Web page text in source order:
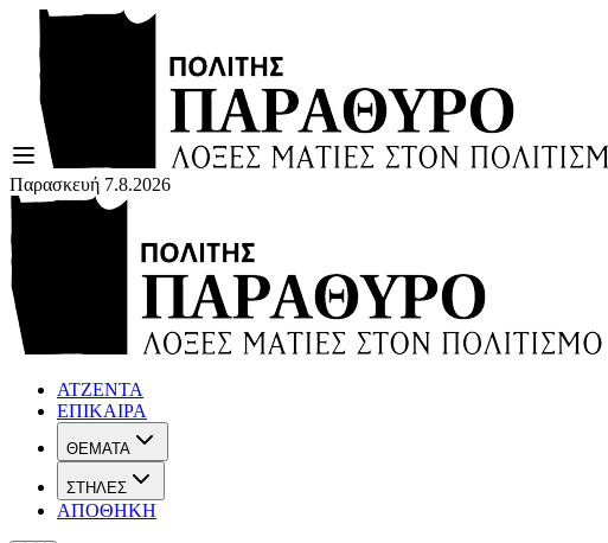
Παρασκευή 7.8.2026
ΑΤΖΕΝΤΑ
ΕΠΙΚΑΙΡΑ
ΘΕΜΑΤΑ
ΣΤΗΛΕΣ
ΑΠΟΘΗΚΗ